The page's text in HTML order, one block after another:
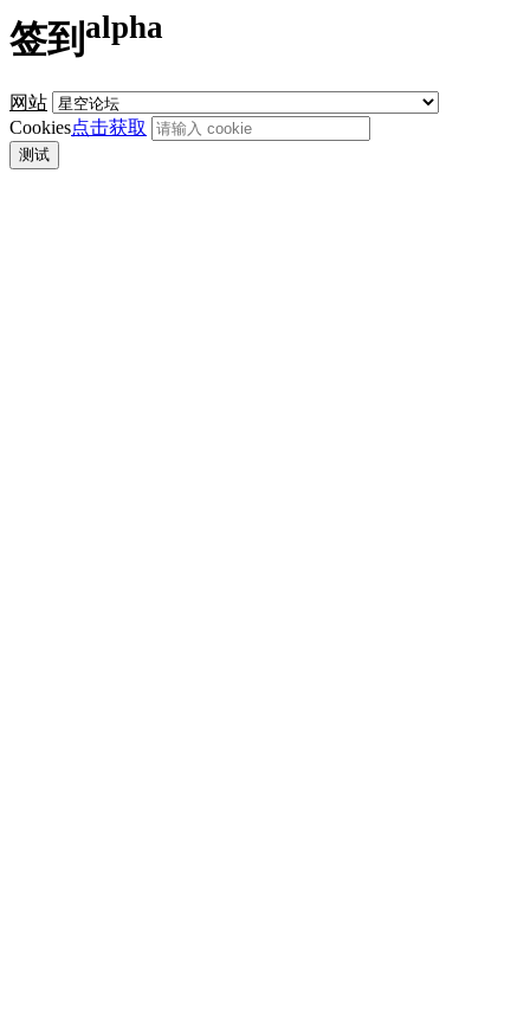
签到 alpha
网站
Cookies点击获取
测试